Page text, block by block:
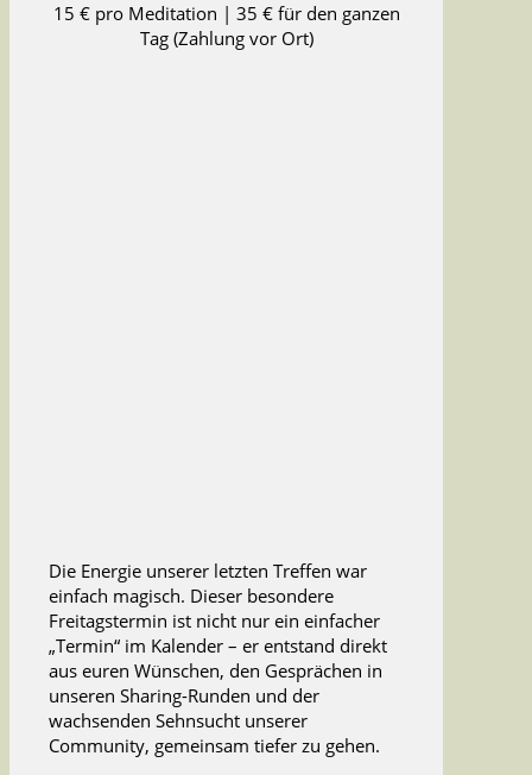
15 € pro Meditation | 35 € für den ganzen
Tag (Zahlung vor Ort)
Die Energie unserer letzten Treffen war
einfach magisch. Dieser besondere
Freitagstermin ist nicht nur ein einfacher
„Termin“ im Kalender – er entstand direkt
aus euren Wünschen, den Gesprächen in
unseren Sharing-Runden und der
wachsenden Sehnsucht unserer
Community, gemeinsam tiefer zu gehen.